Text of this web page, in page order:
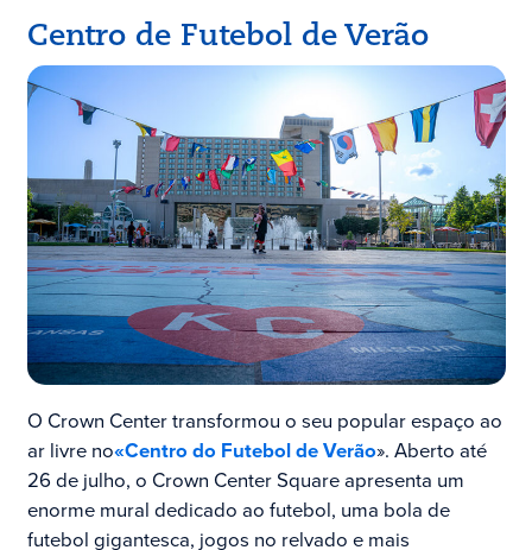
Centro de Futebol de Verão
O Crown Center transformou o seu popular espaço ao
ar livre no«Centro do Futebol de Verão». Aberto até
26 de julho, o Crown Center Square apresenta um
enorme mural dedicado ao futebol, uma bola de
futebol gigantesca, jogos no relvado e mais